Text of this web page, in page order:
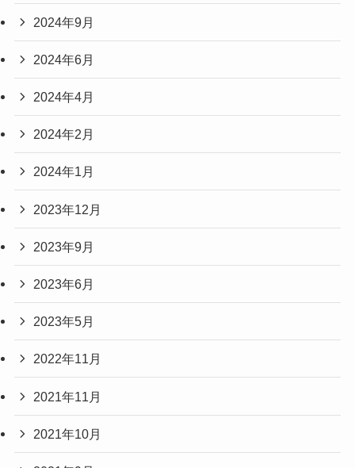
2024年9月
2024年6月
2024年4月
2024年2月
2024年1月
2023年12月
2023年9月
2023年6月
2023年5月
2022年11月
2021年11月
2021年10月